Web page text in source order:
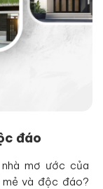
đáo
mơ ước của
mẻ và độc đáo?